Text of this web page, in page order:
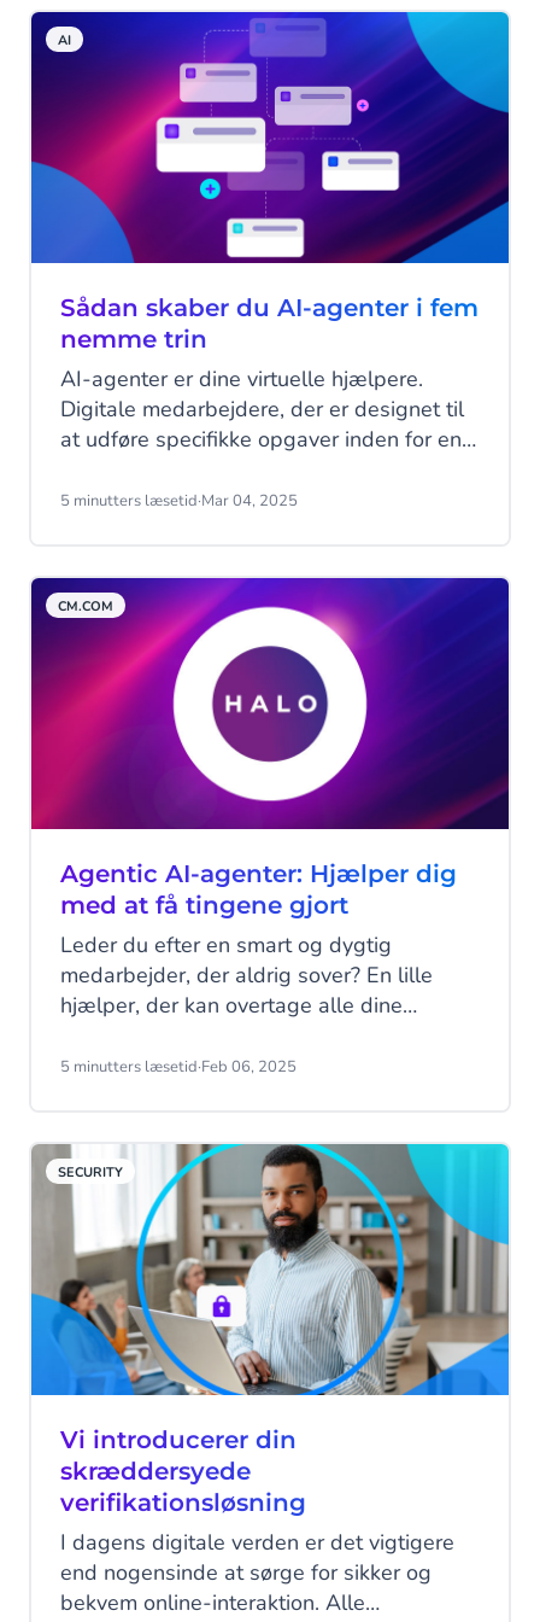
beskytte onlinekonti på: Number Verify.
AI
Sådan skaber du AI-agenter i fem
nemme trin
AI-agenter er dine virtuelle hjælpere.
Digitale medarbejdere, der er designet til
at udføre specifikke opgaver inden for en
Stort set alt, hvad du kan komme i tanke
fornyelsesprocesser, oprette billetter og
så videre og så videre. Men hvordan
skaber man disse AI-agenter? Lad os vise
dig hvordan.
5 minutters læsetid·Mar 04, 2025
CM.COM
Agentic AI-agenter: Hjælper dig
med at få tingene gjort
Leder du efter en smart og dygtig
medarbejder, der aldrig sover? En lille
hjælper, der kan overtage alle dine
dit liv lidt lettere? En, der hele tiden vil
drøm (og en urealistisk en af slagsen),
men det er meget tættere på
virkeligheden, end du måske er klar over!
Oplev Agentic AI!
5 minutters læsetid·Feb 06, 2025
SECURITY
Vi introducerer din
skræddersyede
verifikationsløsning
I dagens digitale verden er det vigtigere
end nogensinde at sørge for sikker og
bekvem online-interaktion. Alle